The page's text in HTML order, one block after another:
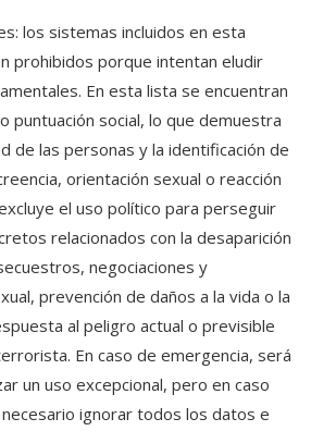
los sistemas incluidos en esta
prohibidos porque intentan eludir
En esta lista se encuentran
puntuación social, lo que demuestra
de las personas y la identificación de
orientación sexual o reacción
el uso político para perseguir
relacionados con la desaparición
negociaciones y
prevención de daños a la vida o la
al peligro actual o previsible
En caso de emergencia, será
un uso excepcional, pero en caso
ignorar todos los datos e